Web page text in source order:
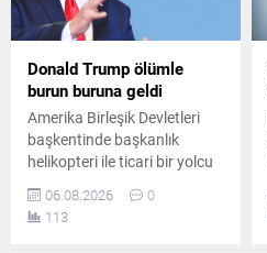
Donald Trump ölümle
burun buruna geldi
Amerika Birleşik Devletleri
başkentinde başkanlık
helikopteri ile ticari bir yolcu
uçağı havada tehlikeli
biçimde yakınlaştı. Emniyet
sınırlarının ihlal edildiği olay
06.08.2026
0
113